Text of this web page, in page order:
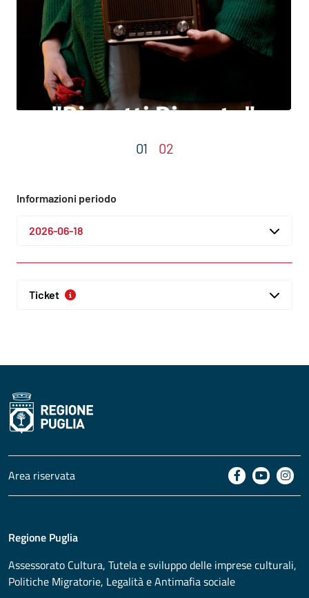
Informazioni periodo
2026-06-18
Ticket
Area riservata
Regione Puglia
Assessorato Cultura, Tutela e sviluppo delle imprese culturali,
Politiche Migratorie, Legalità e Antimafia sociale